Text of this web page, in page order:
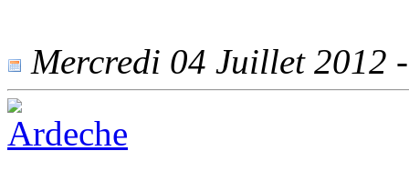
Mercredi 04 Juillet 2012